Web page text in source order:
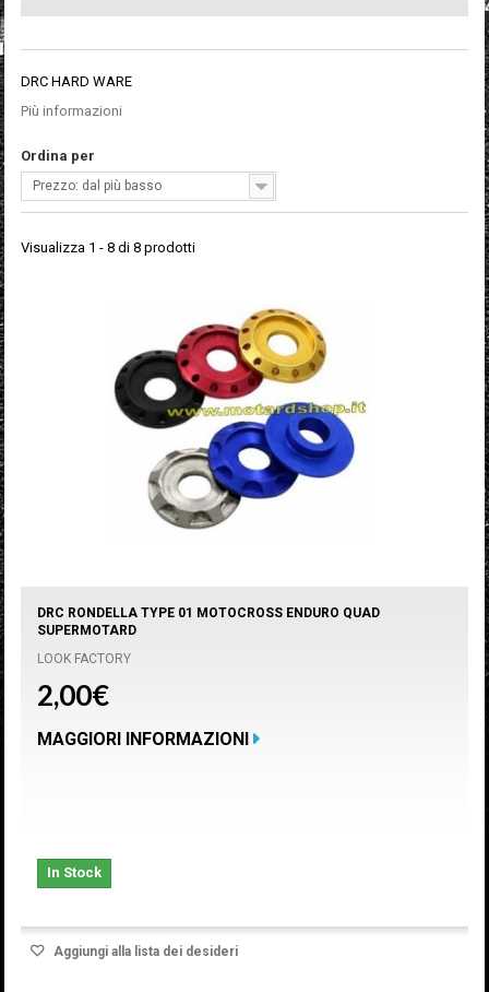
DRC HARD WARE
Più informazioni
Ordina per
Prezzo: dal più basso
Visualizza 1 - 8 di 8 prodotti
DRC RONDELLA TYPE 01 MOTOCROSS ENDURO QUAD
SUPERMOTARD
LOOK FACTORY
2,00€
MAGGIORI INFORMAZIONI
In Stock
Aggiungi alla lista dei desideri